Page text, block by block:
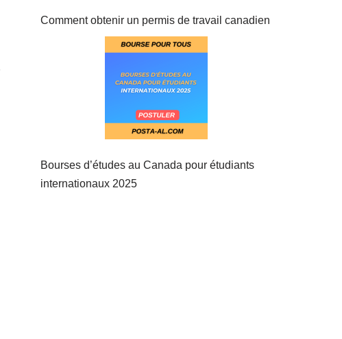
Comment obtenir un permis de travail canadien
Bourses d’études au Canada pour étudiants
internationaux 2025